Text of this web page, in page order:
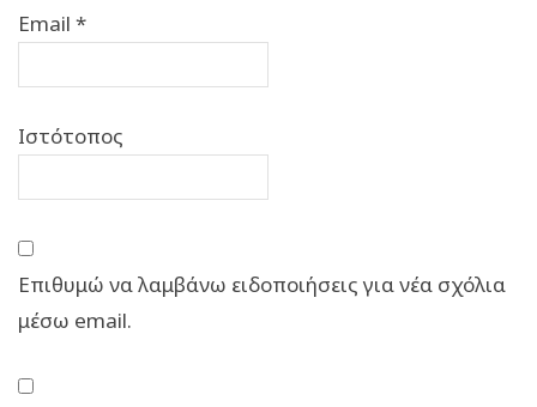
Email *
Ιστότοπος
Επιθυμώ να λαμβάνω ειδοποιήσεις για νέα σχόλια
μέσω email.